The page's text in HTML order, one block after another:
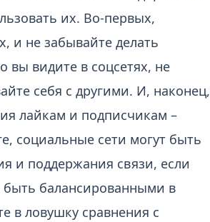
их. Во-первых,
и не забывайте делать
вы видите в соцсетях, не
себя с другими. И, наконец,
лайкам и подписчикам –
социальные сети могут быть
и поддержания связи, если
балансированными в
в ловушку сравнения с